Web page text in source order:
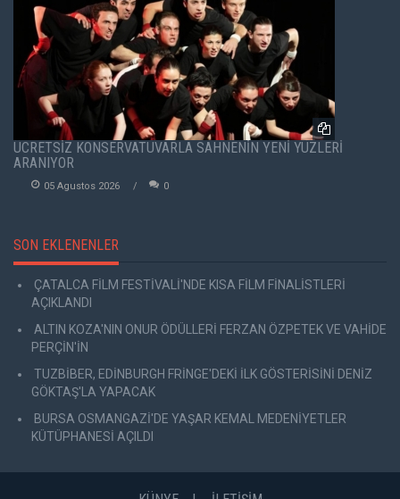
ÜCRETSİZ KONSERVATUVARLA SAHNENİN YENİ YÜZLERİ
ARANIYOR
05 Agustos 2026 0
SON EKLENENLER
ÇATALCA FİLM FESTİVALİ'NDE KISA FİLM FİNALİSTLERİ
AÇIKLANDI
ALTIN KOZA'NIN ONUR ÖDÜLLERİ FERZAN ÖZPETEK VE VAHİDE
PERÇİN'İN
TUZBİBER, EDİNBURGH FRİNGE'DEKİ İLK GÖSTERİSİNİ DENİZ
GÖKTAŞ'LA YAPACAK
BURSA OSMANGAZİ'DE YAŞAR KEMAL MEDENİYETLER
KÜTÜPHANESİ AÇILDI